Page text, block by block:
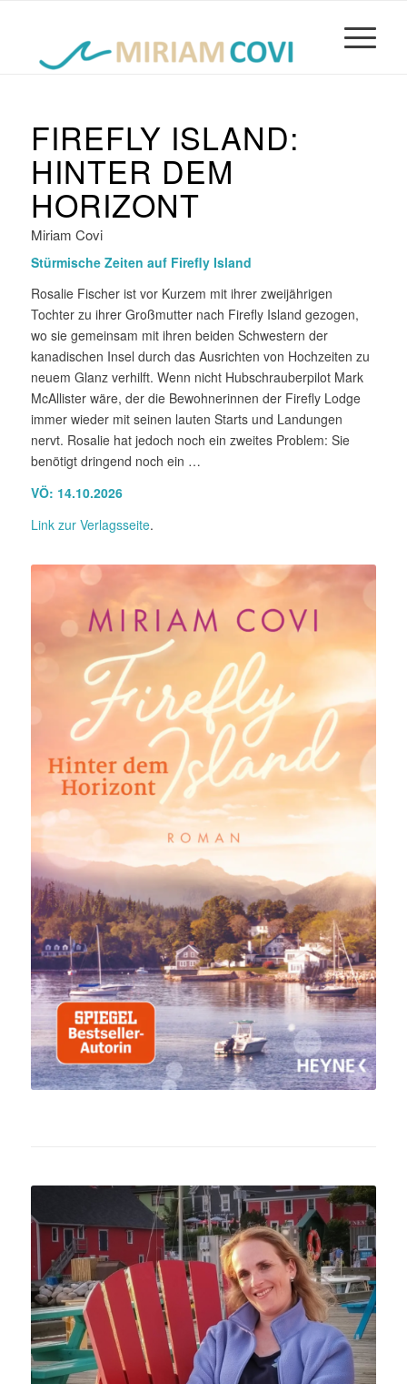
FIREFLY ISLAND:
HINTER DEM
HORIZONT
Miriam Covi
Stürmische Zeiten auf Firefly Island
Rosalie Fischer ist vor Kurzem mit ihrer zweijährigen
Tochter zu ihrer Großmutter nach Firefly Island gezogen,
wo sie gemeinsam mit ihren beiden Schwestern der
kanadischen Insel durch das Ausrichten von Hochzeiten zu
neuem Glanz verhilft. Wenn nicht Hubschrauberpilot Mark
McAllister wäre, der die Bewohnerinnen der Firefly Lodge
immer wieder mit seinen lauten Starts und Landungen
nervt. Rosalie hat jedoch noch ein zweites Problem: Sie
benötigt dringend noch ein …
VÖ: 14.10.2026
Link zur Verlagsseite.